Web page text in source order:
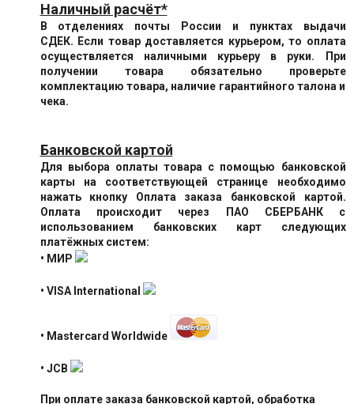
Наличный расчёт*
В отделениях почты России и пунктах выдачи
СДЕК. Если товар доставляется курьером, то оплата
осуществляется наличными курьеру в руки. При
получении товара обязательно проверьте
комплектацию товара, наличие гарантийного талона и
чека.
Банковской картой
Для выбора оплаты товара с помощью банковской
карты на соответствующей странице необходимо
нажать кнопку Оплата заказа банковской картой.
Оплата происходит через ПАО СБЕРБАНК с
использованием банковских карт следующих
платёжных систем:
• МИР
• VISA International
• Mastercard Worldwide
• JCB
При оплате заказа банковской картой, обработка